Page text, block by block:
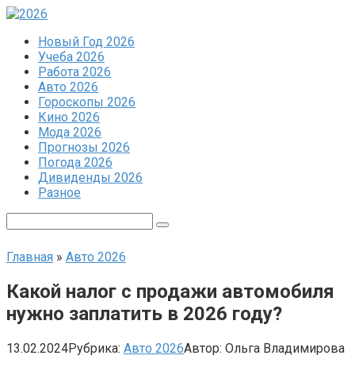
Перейти
контентуНовый Год 2026
Учеба 2026
Работа 2026
Авто 2026
Гороскопы 2026
Кино 2026
Мода 2026
Прогнозы 2026
Погода 2026
Дивиденды 2026
Разное
Главная » Авто 2026
Какой налог с продажи автомобиля
нужно заплатить в 2026 году?
13.02.2024Рубрика: Авто 2026Автор: Ольга Владимирова